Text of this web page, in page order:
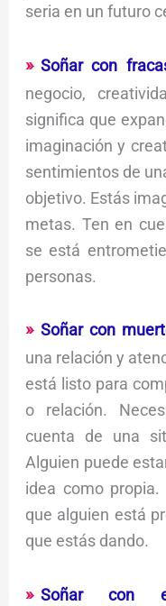
seria en un futuro
Soñar con
negocio,
significa que
imaginación y
sentimientos de
objetivo. Estás
metas. Ten en
se está
personas.
Soñar con
una relación y
está listo para
o relación.
cuenta de una
Alguien puede
idea como
que alguien está
que estás dando.
Soñar con